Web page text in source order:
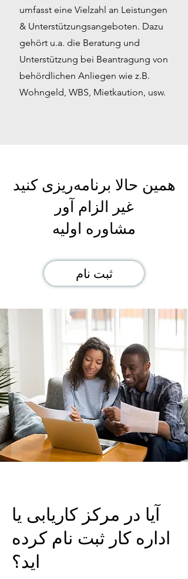
umfasst eine Vielzahl an Leistungen
& Unterstützungsangeboten. Dazu
gehört u.a. die Beratung und
Unterstützung bei Beantragung von
behördlichen Anliegen wie z.B.
Wohngeld, WBS, Mietkaution, usw.
همین حالا برنامه‌ریزی کنید
غیر الزام آور
مشاوره اولیه
ثبت نام
آیا در مرکز کاریابی یا
اداره کار ثبت نام کرده
اید؟